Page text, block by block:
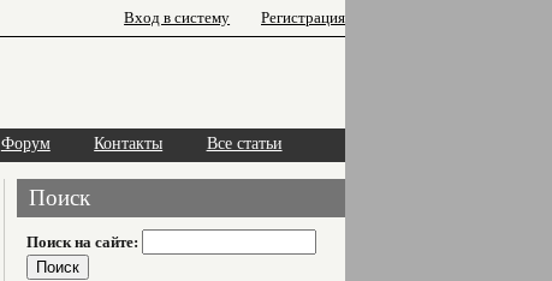
Вход в систему Регистрация
Форум Контакты Все статьи
Поиск
Поиск на сайте: